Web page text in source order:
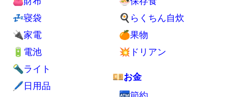
✨掃除
💪健康
🚮ゴミ処分
🦟害虫対策
⚡自家発電
🪑自作デスク
🌴バリ
🌏海外全般
🛄海外旅行持ち物
💺交通手段
💁交流
🗺旅行